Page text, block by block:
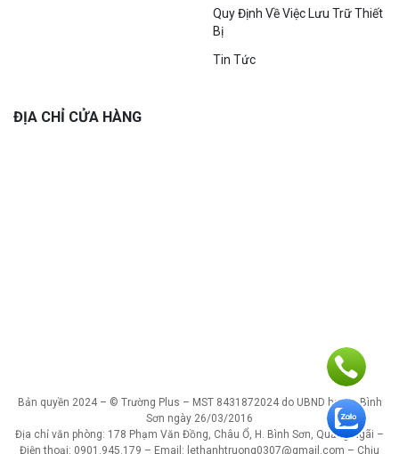
Quy Định Về Việc Lưu Trữ Thiết
Bị
Tin Tức
ĐỊA CHỈ CỬA HÀNG
Bản quyền 2024 – © Trường Plus – MST 8431872024 do UBND huyện Bình
Sơn ngày 26/03/2016
Địa chỉ văn phòng: 178 Phạm Văn Đồng, Châu Ổ, H. Bình Sơn, Quảng Ngãi –
Điện thoại: 0901.945.179 – Email: lethanhtruong0307@gmail.com – Chịu